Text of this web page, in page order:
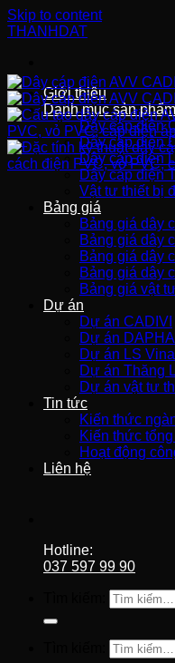
Skip to content
THANHDAT
Giới thiệu
Danh mục sản phẩm
Dây cáp điện
Dây cáp điện
Dây cáp điện
Dây cáp điện
Vật tư thiết bị
Bảng giá
Bảng giá dây
Bảng giá dây
Bảng giá dây
Bảng giá dây
Bảng giá vật
Dự án
Dự án CADIVI
Dự án
Dự án LS Vina
Dự án Thăng
Dự án vật tư
Tin tức
Kiến thức
Kiến thức
Hoạt động
Liên hệ
Hotline:
037 597 99 90